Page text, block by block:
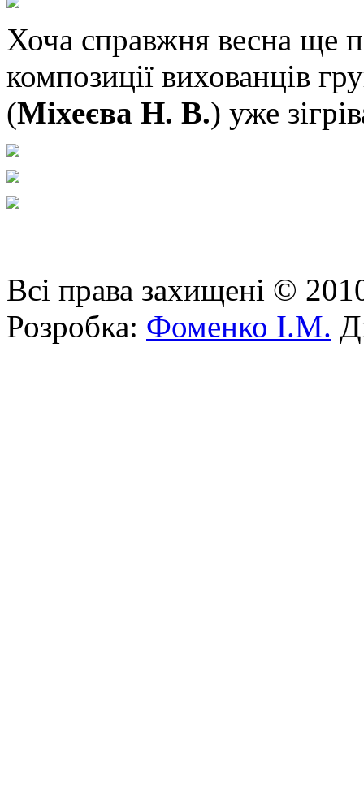
Хоча справжня весна ще
композиції вихованців
(Міхеєва Н. В.) уже
Всі права захищені ©
Розробка: Фоменко І.М.